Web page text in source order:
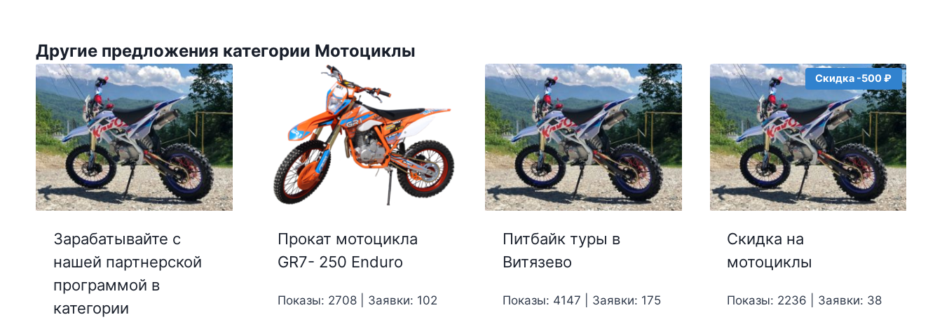
Другие предложения категории Мотоциклы
Зарабатывайте с
нашей партнерской
программой в
категории
Прокат мотоцикла
GR7- 250 Enduro
Показы: 2708 | Заявки: 102
Питбайк туры в
Витязево
Показы: 4147 | Заявки: 175
Скидка -500 ₽
Скидка на
мотоциклы
Показы: 2236 | Заявки: 38